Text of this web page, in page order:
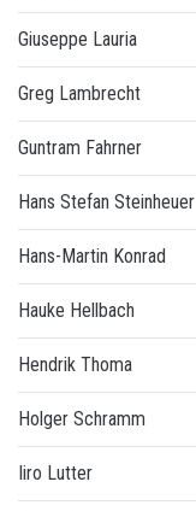
Giuseppe Lauria
Greg Lambrecht
Guntram Fahrner
Hans Stefan Steinheuer
Hans-Martin Konrad
Hauke Hellbach
Hendrik Thoma
Holger Schramm
Iiro Lutter